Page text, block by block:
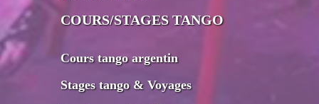
COURS/STAGES TANGO
Cours tango argentin
Stages tango & Voyages